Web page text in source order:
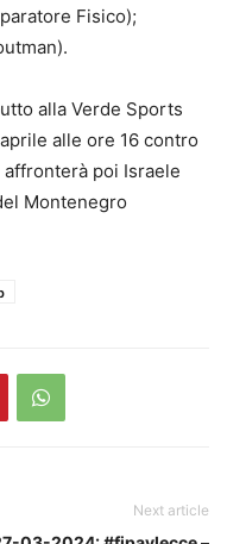
Fisico);
alla Verde Sports
alle ore 16 contro
poi Israele
Montenegro
Next article